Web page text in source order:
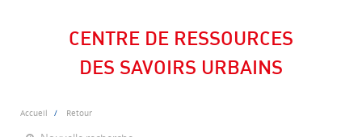
CENTRE DE RESSOURCES
DES SAVOIRS URBAINS
Accueil Retour